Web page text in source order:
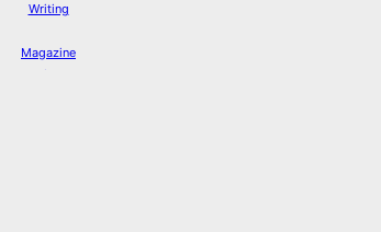
Writing
Magazine
Prints